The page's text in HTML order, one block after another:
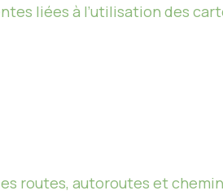
liées à l’utilisation des
routes, autoroutes et